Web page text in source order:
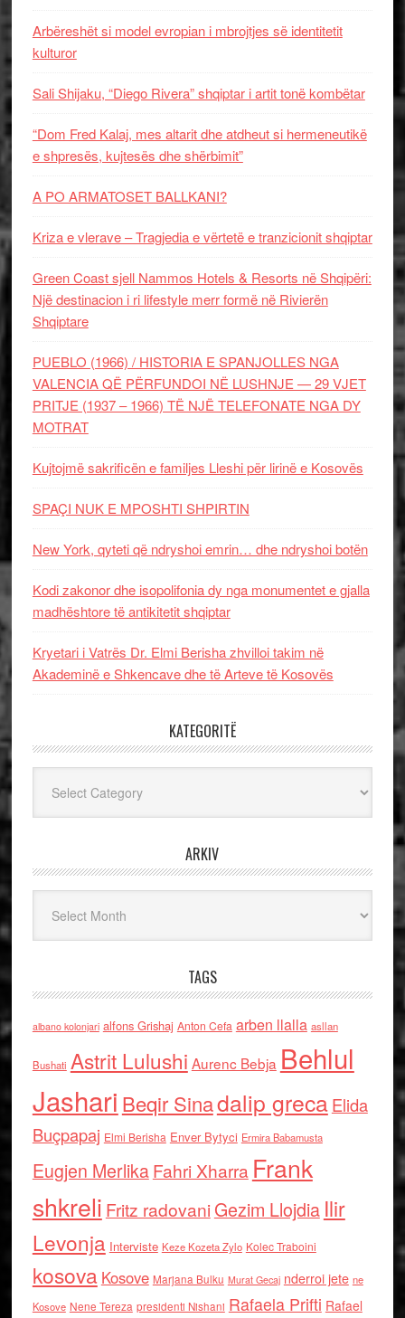
Arbëreshët si model evropian i mbrojtjes së identitetit
kulturor
Sali Shijaku, “Diego Rivera” shqiptar i artit tonë kombëtar
“Dom Fred Kalaj, mes altarit dhe atdheut si hermeneutikë
e shpresës, kujtesës dhe shërbimit”
A PO ARMATOSET BALLKANI?
Kriza e vlerave – Tragjedia e vërtetë e tranzicionit shqiptar
Green Coast sjell Nammos Hotels & Resorts në Shqipëri:
Një destinacion i ri lifestyle merr formë në Rivierën
Shqiptare
PUEBLO (1966) / HISTORIA E SPANJOLLES NGA
VALENCIA QË PËRFUNDOI NË LUSHNJE — 29 VJET
PRITJE (1937 – 1966) TË NJË TELEFONATE NGA DY
MOTRAT
Kujtojmë sakrificën e familjes Lleshi për lirinë e Kosovës
SPAÇI NUK E MPOSHTI SHPIRTIN
New York, qyteti që ndryshoi emrin… dhe ndryshoi botën
Kodi zakonor dhe isopolifonia dy nga monumentet e gjalla
madhështore të antikitetit shqiptar
Kryetari i Vatrës Dr. Elmi Berisha zhvilloi takim në
Akademinë e Shkencave dhe të Arteve të Kosovës
KATEGORITË
ARKIV
TAGS
albano kolonjari alfons Grishaj Anton Cefa arben llalla asllan
Bushati Astrit Lulushi Aurenc Bebja Behlul
Jashari Beqir Sinadalip grecaElida
Buçpapaj Elmi Berisha Enver Bytyci Ermira Babamusta
Eugjen MerlikaFahri Xharra Frank
shkreli Fritz radovaniGezim Llojdia Ilir
Levonja Interviste Keze Kozeta Zylo Kolec Traboini
kosova Kosove Marjana Bulku Murat Gecaj nderroi jete ne
Kosove Nene Tereza presidenti Nishani Rafaela Prifti Rafael